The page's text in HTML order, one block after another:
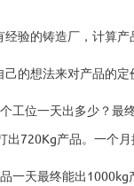
经验的铸造厂，计算
己的想法来对产品的
工位一天出多少？最
出720Kg产品。一个
一天最终能出